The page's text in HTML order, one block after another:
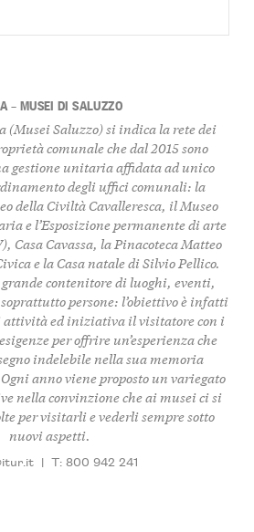
– MUSEI DI SALUZZO
(Musei Saluzzo) si indica la rete dei
comunale che dal 2015 sono
gestione unitaria affidata ad unico
degli uffici comunali: la
della Civiltà Cavalleresca, il Museo
e l’Esposizione permanente di arte
Casa Cavassa, la Pinacoteca Matteo
e la Casa natale di Silvio Pellico.
contenitore di luoghi, eventi,
persone: l’obiettivo è infatti
attività ed iniziativa il visitatore con i
per offrire un’esperienza che
indelebile nella sua memoria
anno viene proposto un variegato
nella convinzione che ai musei ci si
per visitarli e vederli sempre sotto
nuovi aspetti.
| T: 800 942 241